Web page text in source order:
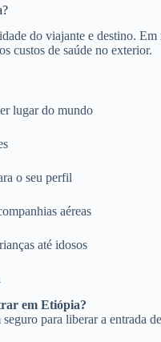
do viajante e destino.
custos de saúde no exterior.
lugar do mundo
o seu perfil
aéreas
até idosos
em Etiópia?
para liberar a entrada